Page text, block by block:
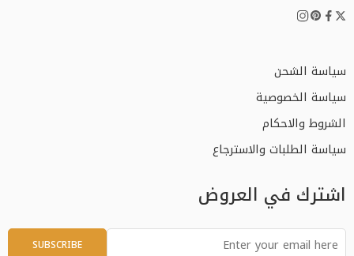
سياسة الشحن
سياسة الخصوصية
الشروط والاحكام
سياسة الطلبات والاسترجاع
اشترك في العروض